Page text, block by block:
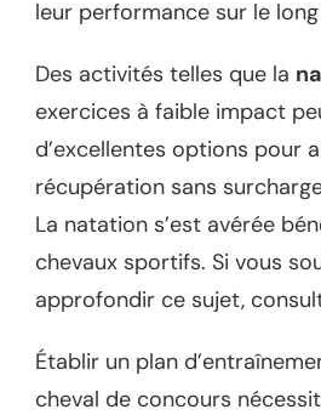
leur performance sur le
Des activités telles que la
exercices à faible impact
d’excellentes options pour
récupération sans
La natation s’est avérée
chevaux sportifs. Si vous
approfondir ce sujet,
Établir un plan
cheval de concours